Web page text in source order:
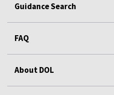
Guidance Search
FAQ
About DOL